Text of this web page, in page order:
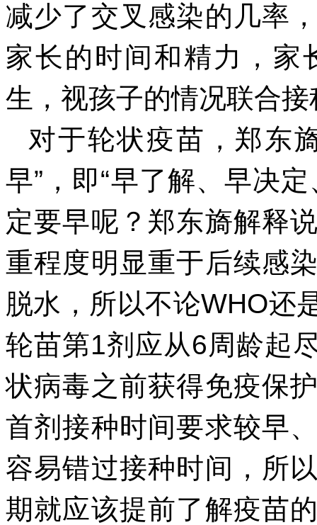
减少了交叉感染的几率
家长的时间和精力，家
生，视孩子的情况联合接
对于轮状疫苗，郑东
早”，即“早了解、早决
定要早呢？郑东旖解释
重程度明显重于后续感
脱水，所以不论WHO还
轮苗第1剂应从6周龄起
状病毒之前获得免疫保
首剂接种时间要求较早
容易错过接种时间，所
期就应该提前了解疫苗